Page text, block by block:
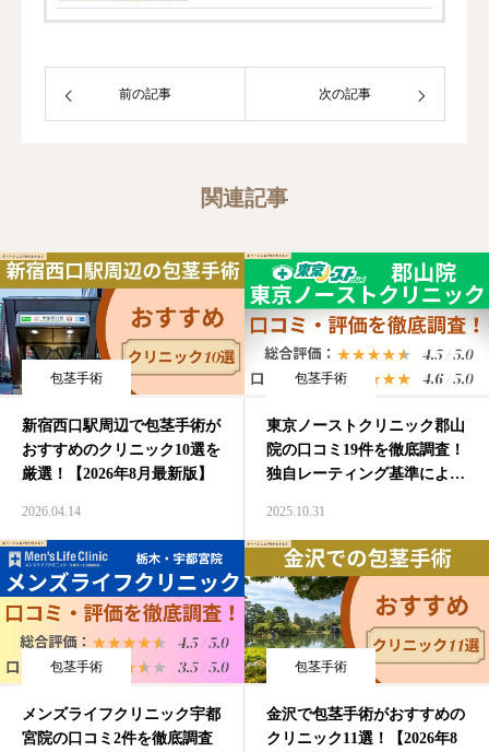
前の記事 次の記事
関連記事
包茎手術
新宿西口駅周辺で包茎手術が
おすすめのクリニック10選を
厳選！【2026年8月最新版】
2026.04.14
包茎手術
東京ノーストクリニック郡山
院の口コミ19件を徹底調査！
独自レーティング基準により
2025.10.31
包茎手術
メンズライフクリニック宇都
宮院の口コミ2件を徹底調査
包茎手術
金沢で包茎手術がおすすめの
クリニック11選！【2026年8